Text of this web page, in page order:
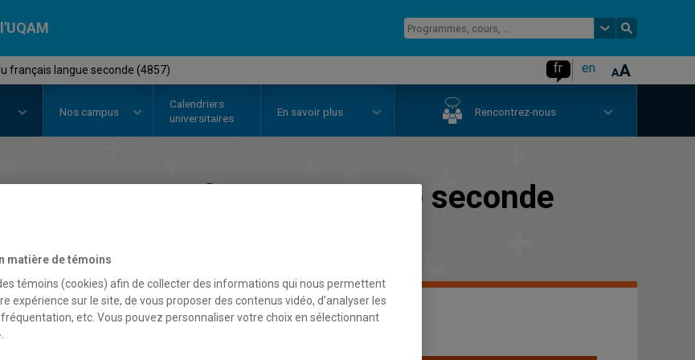
français langue seconde (4857) fr en
Nos campus
Calendriers
universitaires
En savoir plus Rencontrez-nous
du français langue seconde
matière de témoins
témoins (cookies) afin de collecter des informations qui nous permettent
expérience sur le site, de vous proposer des contenus vidéo, d’analyser les
etc. Vous pouvez personnaliser votre choix en sélectionnant